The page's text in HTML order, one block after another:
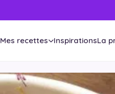
Mes recettes InspirationsLa